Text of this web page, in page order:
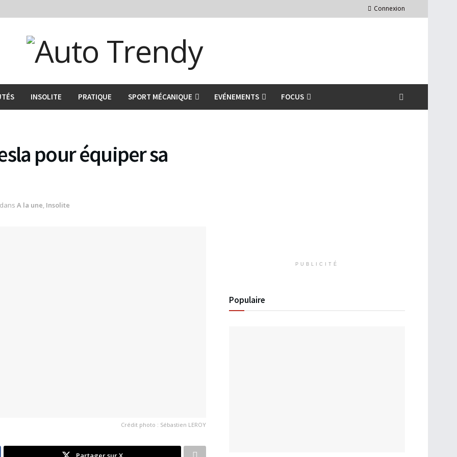
Connexion
INSOLITE PRATIQUE SPORT MÉCANIQUE EVÉNEMENTS FOCUS
pour équiper sa
dans A la une, Insolite
Crédit photo : Sébastien LEROY
PUBLICITÉ
Populaire